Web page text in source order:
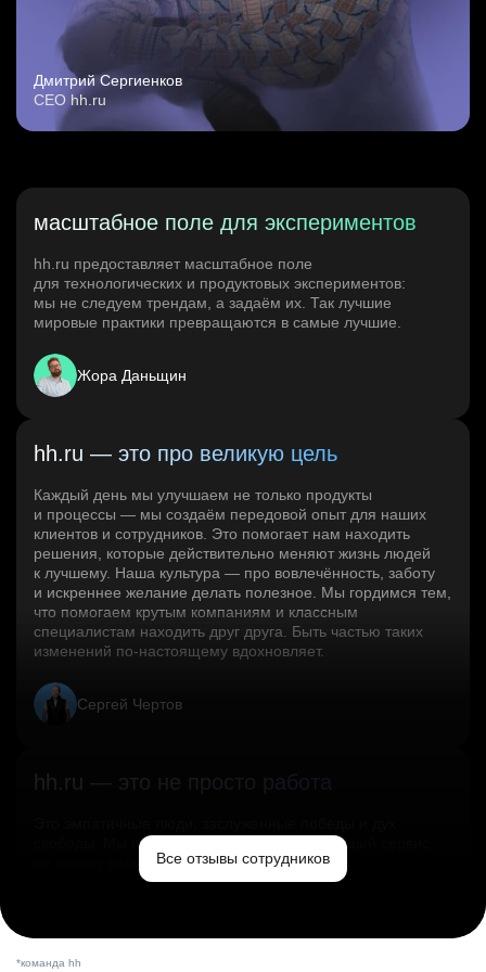
Дмитрий Сергиенков
CEO hh.ru
масштабное поле для экспериментов
hh.ru предоставляет масштабное поле
для технологических и продуктовых экспериментов:
мы не следуем трендам, а задаём их. Так лучшие
мировые практики превращаются в самые лучшие.
Жора Даньщин
hh.ru — это про великую цель
Каждый день мы улучшаем не только продукты
и процессы — мы создаём передовой опыт для наших
клиентов и сотрудников. Это помогает нам находить
решения, которые действительно меняют жизнь людей
к лучшему. Наша культура — про вовлечённость, заботу
и искреннее желание делать полезное. Мы гордимся тем,
что помогаем крутым компаниям и классным
специалистам находить друг друга. Быть частью таких
изменений по‑настоящему вдохновляет.
Сергей Чертов
hh.ru — это не просто работа
свободы. Мы помогаем миру и создаём лучший сервис
по поиску работы в стране.Все отзывы сотрудников
*команда hh